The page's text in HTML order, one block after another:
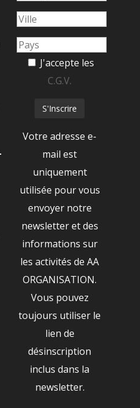
J'accepte les
C.G.V.
Votre adresse e-
mail est
uniquement
utilisée pour vous
envoyer notre
newsletter et des
informations sur
les activités de AA
ORGANISATION.
Vous pouvez
toujours utiliser le
lien de
désinscription
inclus dans la
newsletter.